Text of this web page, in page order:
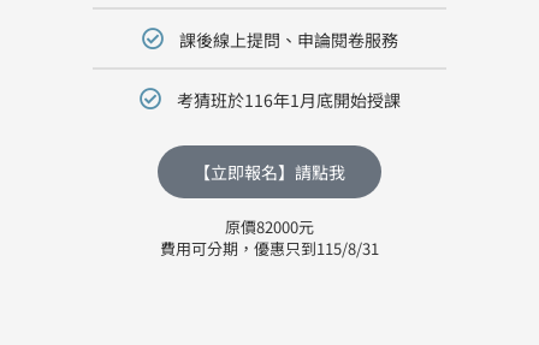
課後線上提問、申論閱卷服務
考猜班於116年1月底開始授課
【立即報名】請點我
原價82000元
費用可分期，優惠只到115/8/31